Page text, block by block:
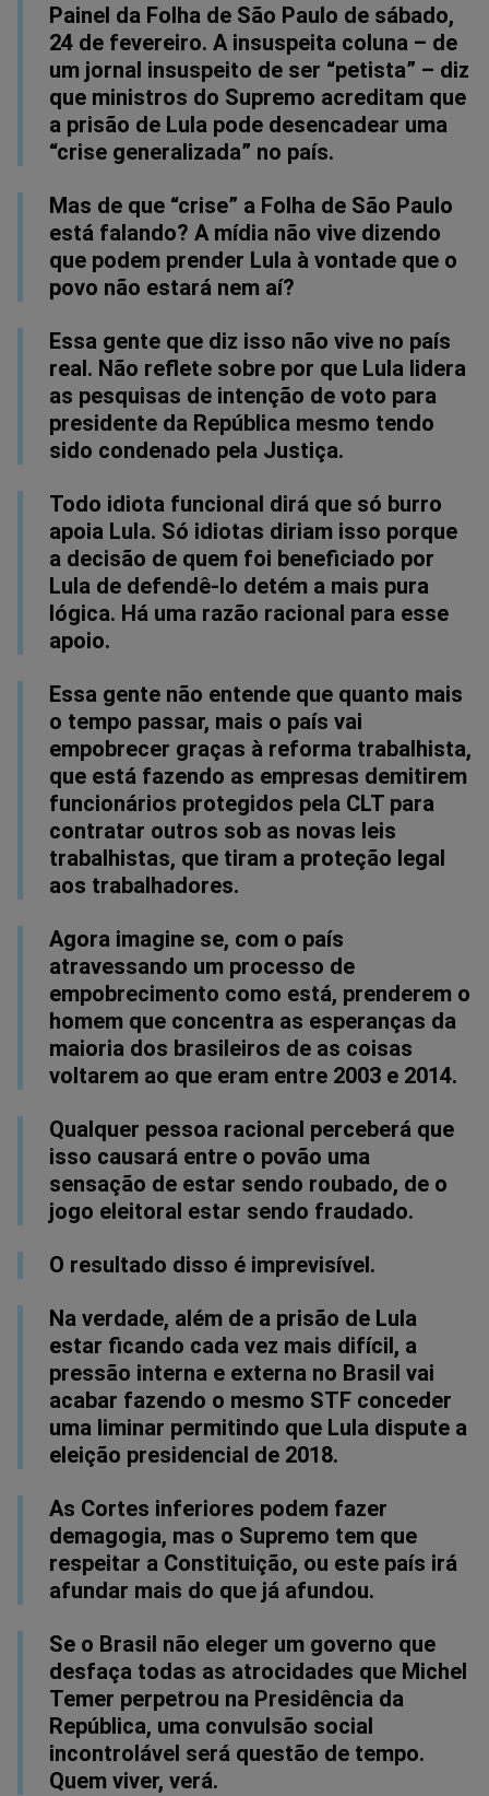
Painel da Folha de São Paulo de sábado,
24 de fevereiro. A insuspeita coluna – de
um jornal insuspeito de ser “petista” – diz
que ministros do Supremo acreditam que
a prisão de Lula pode desencadear uma
“crise generalizada” no país.
Mas de que “crise” a Folha de São Paulo
está falando? A mídia não vive dizendo
que podem prender Lula à vontade que o
povo não estará nem aí?
Essa gente que diz isso não vive no país
real. Não reflete sobre por que Lula lidera
as pesquisas de intenção de voto para
presidente da República mesmo tendo
sido condenado pela Justiça.
Todo idiota funcional dirá que só burro
apoia Lula. Só idiotas diriam isso porque
a decisão de quem foi beneficiado por
Lula de defendê-lo detém a mais pura
lógica. Há uma razão racional para esse
apoio.
Essa gente não entende que quanto mais
o tempo passar, mais o país vai
empobrecer graças à reforma trabalhista,
que está fazendo as empresas demitirem
funcionários protegidos pela CLT para
contratar outros sob as novas leis
trabalhistas, que tiram a proteção legal
aos trabalhadores.
Agora imagine se, com o país
atravessando um processo de
empobrecimento como está, prenderem o
homem que concentra as esperanças da
maioria dos brasileiros de as coisas
voltarem ao que eram entre 2003 e 2014.
Qualquer pessoa racional perceberá que
isso causará entre o povão uma
sensação de estar sendo roubado, de o
jogo eleitoral estar sendo fraudado.
O resultado disso é imprevisível.
Na verdade, além de a prisão de Lula
estar ficando cada vez mais difícil, a
pressão interna e externa no Brasil vai
acabar fazendo o mesmo STF conceder
uma liminar permitindo que Lula dispute a
eleição presidencial de 2018.
As Cortes inferiores podem fazer
demagogia, mas o Supremo tem que
respeitar a Constituição, ou este país irá
afundar mais do que já afundou.
Se o Brasil não eleger um governo que
desfaça todas as atrocidades que Michel
Temer perpetrou na Presidência da
República, uma convulsão social
incontrolável será questão de tempo.
Quem viver, verá.